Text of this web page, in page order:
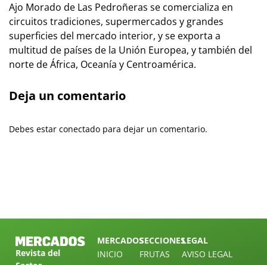
Ajo Morado de Las Pedroñeras se comercializa en
circuitos tradiciones, supermercados y grandes
superficies del mercado interior, y se exporta a
multitud de países de la Unión Europea, y también del
norte de África, Oceanía y Centroamérica.
Deja un comentario
Debes estar conectado para dejar un comentario.
Revista del
MERCADOS
INICIO
SECCIONES
FRUTAS
LEGAL
AVISO LEGAL